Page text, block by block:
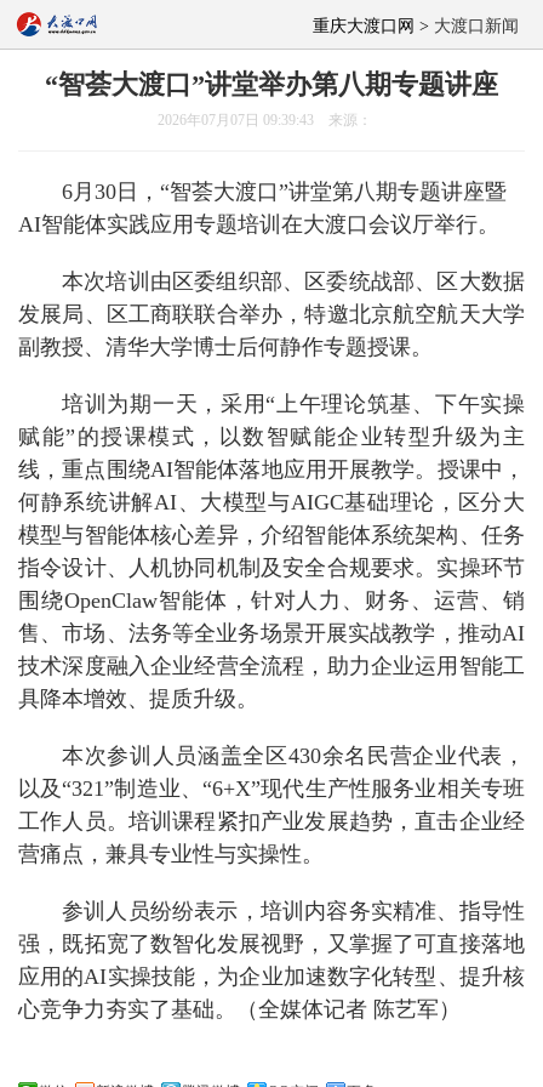
重庆大渡口网 > 大渡口新闻
“智荟大渡口”讲堂举办第八期专题讲座
2026年07月07日 09:39:43 来源：
6月30日，“智荟大渡口”讲堂第八期专题讲座暨
AI智能体实践应用专题培训在大渡口会议厅举行。
本次培训由区委组织部、区委统战部、区大数据
发展局、区工商联联合举办，特邀北京航空航天大学
副教授、清华大学博士后何静作专题授课。
培训为期一天，采用“上午理论筑基、下午实操
赋能”的授课模式，以数智赋能企业转型升级为主
线，重点围绕AI智能体落地应用开展教学。授课中，
何静系统讲解AI、大模型与AIGC基础理论，区分大
模型与智能体核心差异，介绍智能体系统架构、任务
指令设计、人机协同机制及安全合规要求。实操环节
围绕OpenClaw智能体，针对人力、财务、运营、销
售、市场、法务等全业务场景开展实战教学，推动AI
技术深度融入企业经营全流程，助力企业运用智能工
具降本增效、提质升级。
本次参训人员涵盖全区430余名民营企业代表，
以及“321”制造业、“6+X”现代生产性服务业相关专班
工作人员。培训课程紧扣产业发展趋势，直击企业经
营痛点，兼具专业性与实操性。
参训人员纷纷表示，培训内容务实精准、指导性
强，既拓宽了数智化发展视野，又掌握了可直接落地
应用的AI实操技能，为企业加速数字化转型、提升核
心竞争力夯实了基础。（全媒体记者 陈艺军）